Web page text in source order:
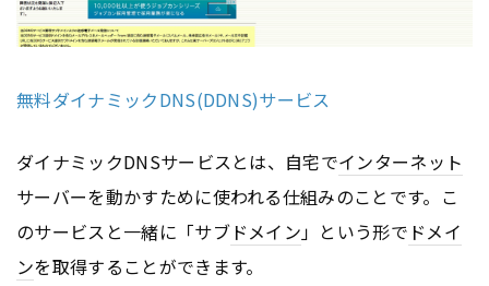
無料ダイナミックDNS(DDNS)サービス
ダイナミックDNSサービスとは、自宅でインターネット
サーバーを動かすために使われる仕組みのことです。こ
のサービスと一緒に「サブドメイン 」という形で ドメイ
ンを取得することができます。